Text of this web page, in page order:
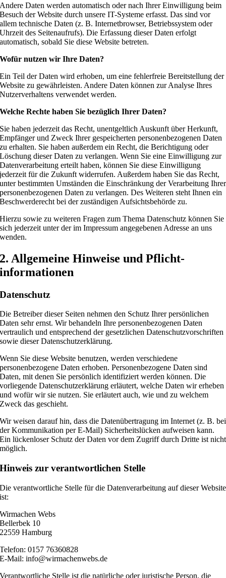
Andere Daten werden automatisch oder nach Ihrer Einwilligung beim
Besuch der Website durch unsere IT-Systeme erfasst. Das sind vor
allem technische Daten (z. B. Internetbrowser, Betriebssystem oder
Uhrzeit des Seitenaufrufs). Die Erfassung dieser Daten erfolgt
automatisch, sobald Sie diese Website betreten.
Wofür nutzen wir Ihre Daten?
Ein Teil der Daten wird erhoben, um eine fehlerfreie Bereitstellung der
Website zu gewährleisten. Andere Daten können zur Analyse Ihres
Nutzerverhaltens verwendet werden.
Welche Rechte haben Sie bezüglich Ihrer Daten?
Sie haben jederzeit das Recht, unentgeltlich Auskunft über Herkunft,
Empfänger und Zweck Ihrer gespeicherten personenbezogenen Daten
zu erhalten. Sie haben außerdem ein Recht, die Berichtigung oder
Löschung dieser Daten zu verlangen. Wenn Sie eine Einwilligung zur
Datenverarbeitung erteilt haben, können Sie diese Einwilligung
jederzeit für die Zukunft widerrufen. Außerdem haben Sie das Recht,
unter bestimmten Umständen die Einschränkung der Verarbeitung Ihrer
personenbezogenen Daten zu verlangen. Des Weiteren steht Ihnen ein
Beschwerderecht bei der zuständigen Aufsichtsbehörde zu.
Hierzu sowie zu weiteren Fragen zum Thema Datenschutz können Sie
sich jederzeit unter der im Impressum angegebenen Adresse an uns
wenden.
2. Allgemeine Hinweise und Pflicht­
informationen
Datenschutz
Die Betreiber dieser Seiten nehmen den Schutz Ihrer persönlichen
Daten sehr ernst. Wir behandeln Ihre personenbezogenen Daten
vertraulich und entsprechend der gesetzlichen Datenschutzvorschriften
sowie dieser Datenschutzerklärung.
Wenn Sie diese Website benutzen, werden verschiedene
personenbezogene Daten erhoben. Personenbezogene Daten sind
Daten, mit denen Sie persönlich identifiziert werden können. Die
vorliegende Datenschutzerklärung erläutert, welche Daten wir erheben
und wofür wir sie nutzen. Sie erläutert auch, wie und zu welchem
Zweck das geschieht.
Wir weisen darauf hin, dass die Datenübertragung im Internet (z. B. bei
der Kommunikation per E-Mail) Sicherheitslücken aufweisen kann.
Ein lückenloser Schutz der Daten vor dem Zugriff durch Dritte ist nicht
möglich.
Hinweis zur verantwortlichen Stelle
Die verantwortliche Stelle für die Datenverarbeitung auf dieser Website
ist:
Wirmachen Webs
Bellerbek 10
22559 Hamburg
Telefon: 0157 76360828
E-Mail: info@wirmachenwebs.de
Verantwortliche Stelle ist die natürliche oder juristische Person, die